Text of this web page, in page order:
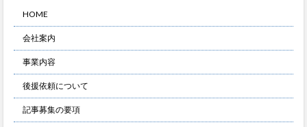
HOME
会社案内
事業内容
後援依頼について
記事募集の要項